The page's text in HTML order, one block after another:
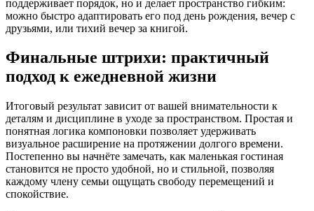
поддерживает порядок, но и делает пространство гибким:
можно быстро адаптировать его под день рождения, вечер с
друзьями, или тихий вечер за книгой.
Финальные штрихи: практичный
подход к ежедневной жизни
Итоговый результат зависит от вашей внимательности к
деталям и дисциплине в уходе за пространством. Простая и
понятная логика компоновки позволяет удерживать
визуальное расширение на протяжении долгого времени.
Постепенно вы начнёте замечать, как маленькая гостиная
становится не просто удобной, но и стильной, позволяя
каждому члену семьи ощущать свободу перемещений и
спокойствие.